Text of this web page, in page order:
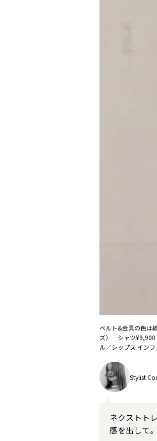
ベルト&金具の色は
ズ） シャツ¥9,900
ル／シップス インフ
Stylist
ネクストト
感を出して。